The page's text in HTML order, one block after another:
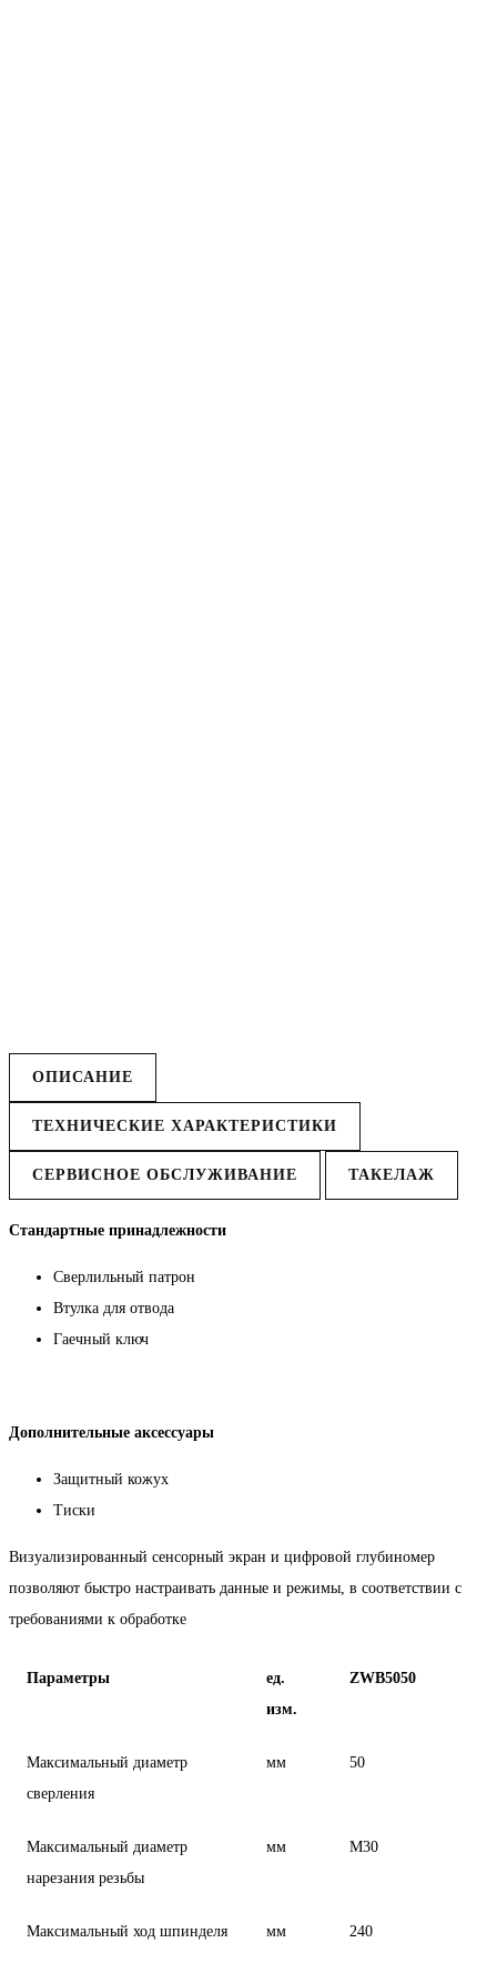
ОПИСАНИЕ
ТЕХНИЧЕСКИЕ ХАРАКТЕРИСТИКИ
СЕРВИСНОЕ ОБСЛУЖИВАНИЕ ТАКЕЛАЖ
Стандартные принадлежности
Сверлильный патрон
Втулка для отвода
Гаечный ключ
Дополнительные аксессуары
Защитный кожух
Тиски
Визуализированный сенсорный экран и цифровой глубиномер
позволяют быстро настраивать данные и режимы, в соответствии с
требованиями к обработке
Параметры
ед.
изм.
ZWB5050
Максимальный диаметр
сверления
мм 50
Максимальный диаметр
нарезания резьбы
мм M30
Максимальный ход шпинделя мм 240